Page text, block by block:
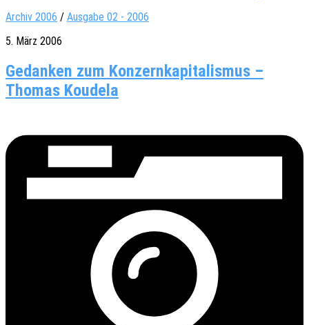
Archiv 2006 / Ausgabe 02 - 2006
5. März 2006
Gedanken zum Konzernkapitalismus –
Thomas Koudela